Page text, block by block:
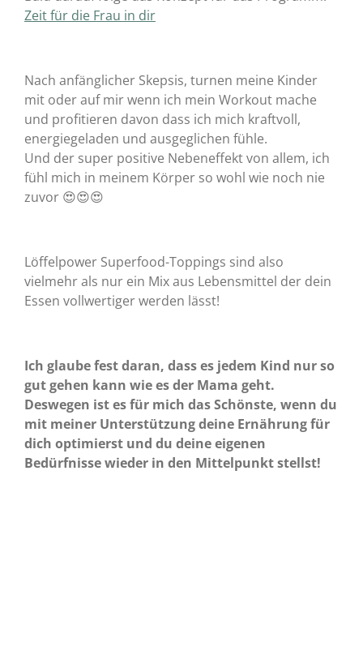
Zeit für die Frau in dir
Nach anfänglicher Skepsis, turnen meine Kinder
mit oder auf mir wenn ich mein Workout mache
und profitieren davon dass ich mich kraftvoll,
energiegeladen und ausgeglichen fühle.
Und der super positive Nebeneffekt von allem, ich
fühl mich in meinem Körper so wohl wie noch nie
zuvor 😍😍😍
Löffelpower Superfood-Toppings sind also
vielmehr als nur ein Mix aus Lebensmittel der dein
Essen vollwertiger werden lässt!
Ich glaube fest daran, dass es jedem Kind nur so
gut gehen kann wie es der Mama geht.
Deswegen ist es für mich das Schönste, wenn du
mit meiner Unterstützung deine Ernährung für
dich optimierst und du deine eigenen
Bedürfnisse wieder in den Mittelpunkt stellst!